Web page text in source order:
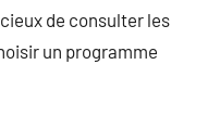
de consulter les
un programme